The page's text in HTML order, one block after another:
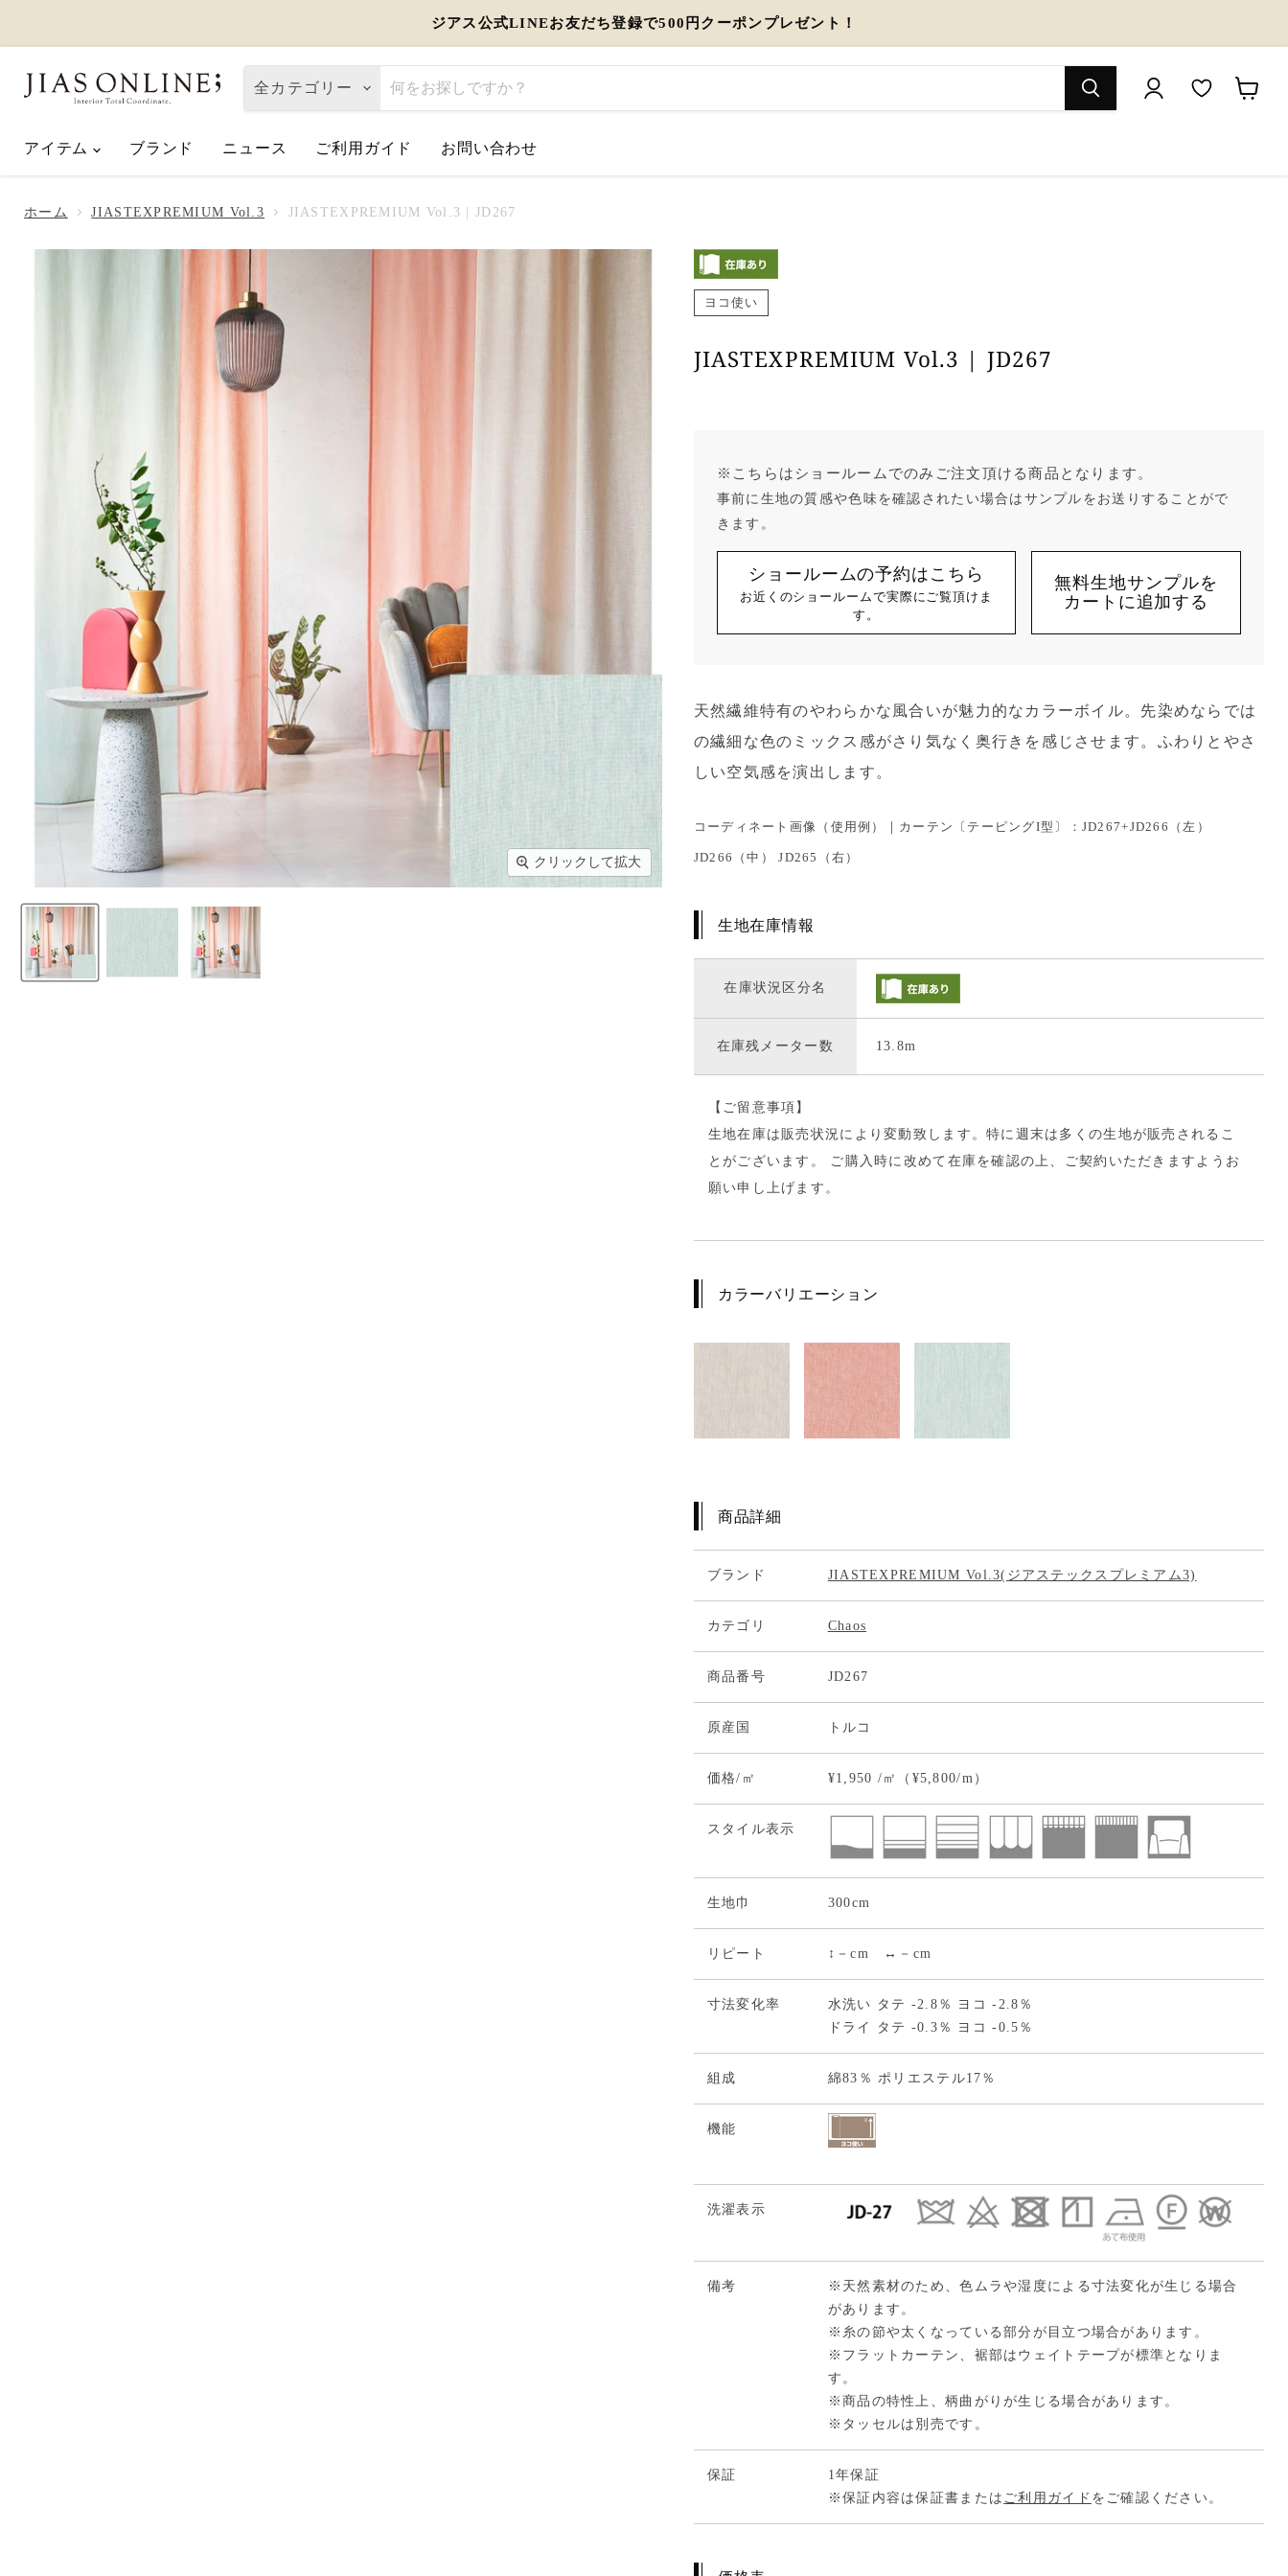
ジアス公式LINEお友だち登録で500円クーポンプレゼント！
全カテゴリー
アイテム ブランド ご利用ガイド お問い合わせ
ニュース
2026.06.01 【2026父の日】お父さんへ「ありがとう」を伝えるギフト特集
2026年6月 価格改定のお知らせ
ホーム JIASTEXPREMIUM Vol.3 JIASTEXPREMIUM Vol.3 | JD267
クリックして拡大
ヨコ使い
JIASTEXPREMIUM Vol.3 | JD267
※こちらはショールームでのみご注文頂ける商品となります。
事前に生地の質感や色味を確認されたい場合はサンプルをお送りすることがで
きます。
ショールームの予約はこちら
お近くのショールームで実際にご覧頂けま
す。
無料生地サンプルを
カートに追加する
天然繊維特有のやわらかな風合いが魅力的なカラーボイル。先染めならでは
の繊細な色のミックス感がさり気なく奥行きを感じさせます。ふわりとやさ
しい空気感を演出します。
コーディネート画像（使用例）｜カーテン〔テーピングI型〕：JD267+JD266（左）
JD266（中） JD265（右）
生地在庫情報
在庫状況区分名
在庫残メーター数 13.8m
【ご留意事項】
生地在庫は販売状況により変動致します。特に週末は多くの生地が販売されるこ
とがございます。 ご購入時に改めて在庫を確認の上、ご契約いただきますようお
願い申し上げます。
カラーバリエーション
商品詳細
ブランド JIASTEXPREMIUM Vol.3(ジアステックスプレミアム3)
カテゴリ Chaos
商品番号 JD267
原産国 トルコ
価格/㎡ ¥1,950 /㎡（¥5,800/m）
スタイル表示
生地巾 300cm
リピート ↕－cm ↔－cm
寸法変化率
水洗い タテ -2.8％ ヨコ -2.8％
ドライ タテ -0.3％ ヨコ -0.5％
組成 綿83％ ポリエステル17％
機能
洗濯表示
備考
※天然素材のため、色ムラや湿度による寸法変化が生じる場合
があります。
※糸の節や太くなっている部分が目立つ場合があります。
※フラットカーテン、裾部はウェイトテープが標準となりま
す。
※商品の特性上、柄曲がりが生じる場合があります。
※タッセルは別売です。
保証
1年保証
※保証内容は保証書または ご利用ガイド をご確認ください。